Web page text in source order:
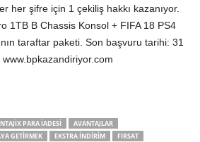
her şifre için 1 çekiliş hakkı kazanıyor.
1TB B Chassis Konsol + FIFA 18 PS4
taraftar paketi. Son başvuru tarihi: 31
PARA IADESI
AVANTAJLAR
GETIRMEK EKSTRA INDIRIM
FIRSAT